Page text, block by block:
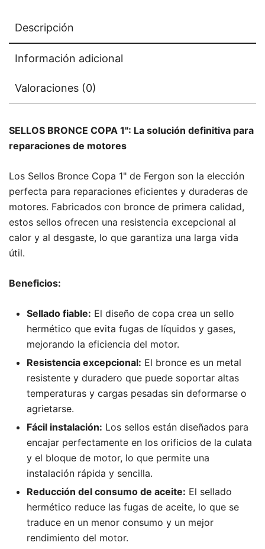
Descripción
Información adicional
Valoraciones (0)
SELLOS BRONCE COPA 1": La solución definitiva para
reparaciones de motores
Los Sellos Bronce Copa 1" de Fergon son la elección
perfecta para reparaciones eficientes y duraderas de
motores. Fabricados con bronce de primera calidad,
estos sellos ofrecen una resistencia excepcional al
calor y al desgaste, lo que garantiza una larga vida
útil.
Beneficios:
Sellado fiable: El diseño de copa crea un sello
hermético que evita fugas de líquidos y gases,
mejorando la eficiencia del motor.
Resistencia excepcional: El bronce es un metal
resistente y duradero que puede soportar altas
temperaturas y cargas pesadas sin deformarse o
agrietarse.
Fácil instalación: Los sellos están diseñados para
encajar perfectamente en los orificios de la culata
y el bloque de motor, lo que permite una
instalación rápida y sencilla.
Reducción del consumo de aceite: El sellado
hermético reduce las fugas de aceite, lo que se
traduce en un menor consumo y un mejor
rendimiento del motor.